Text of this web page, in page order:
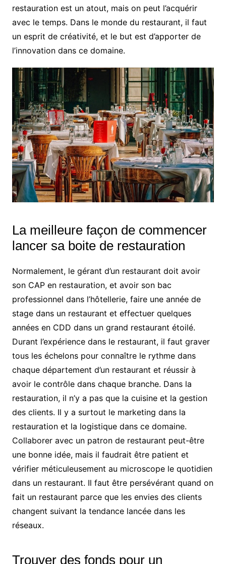
restauration est un atout, mais on peut l’acquérir
avec le temps. Dans le monde du restaurant, il faut
un esprit de créativité, et le but est d’apporter de
l’innovation dans ce domaine.
La meilleure façon de commencer
lancer sa boite de restauration
Normalement, le gérant d’un restaurant doit avoir
son CAP en restauration, et avoir son bac
professionnel dans l’hôtellerie, faire une année de
stage dans un restaurant et effectuer quelques
années en CDD dans un grand restaurant étoilé.
Durant l’expérience dans le restaurant, il faut graver
tous les échelons pour connaître le rythme dans
chaque département d’un restaurant et réussir à
avoir le contrôle dans chaque branche. Dans la
restauration, il n’y a pas que la cuisine et la gestion
des clients. Il y a surtout le marketing dans la
restauration et la logistique dans ce domaine.
Collaborer avec un patron de restaurant peut-être
une bonne idée, mais il faudrait être patient et
vérifier méticuleusement au microscope le quotidien
dans un restaurant. Il faut être persévérant quand on
fait un restaurant parce que les envies des clients
changent suivant la tendance lancée dans les
réseaux.
Trouver des fonds pour un